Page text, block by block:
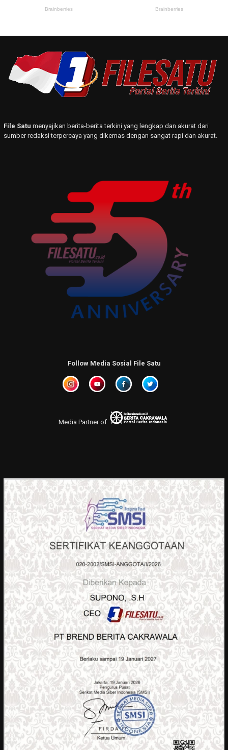
File Satu menyajikan berita-berita terkini yang lengkap dan akurat dari
sumber redaksi terpercaya yang dikemas dengan sangat rapi dan akurat.
Follow Media Sosial File Satu
Media Partner of